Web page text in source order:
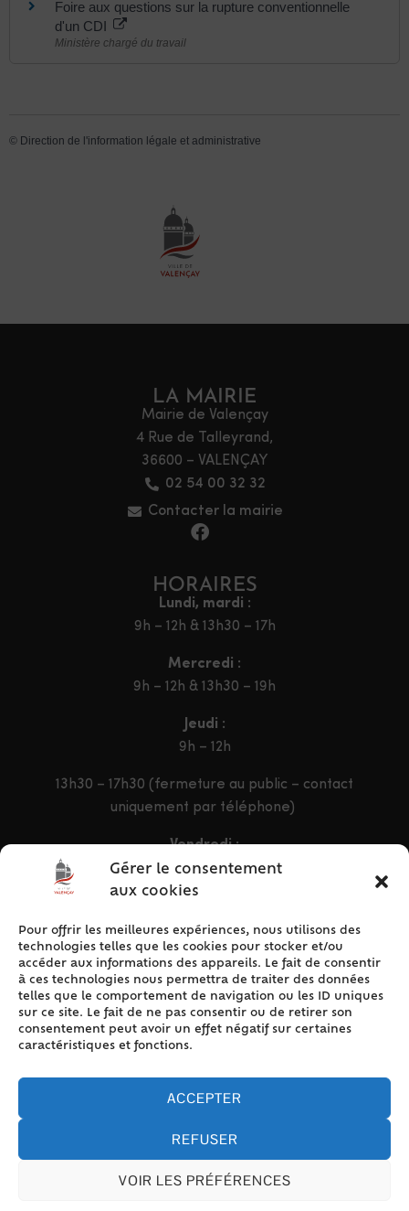
Gérer le consentement
aux cookies
Pour offrir les meilleures expériences, nous utilisons des
technologies telles que les cookies pour stocker et/ou
accéder aux informations des appareils. Le fait de consentir
à ces technologies nous permettra de traiter des données
telles que le comportement de navigation ou les ID uniques
sur ce site. Le fait de ne pas consentir ou de retirer son
consentement peut avoir un effet négatif sur certaines
caractéristiques et fonctions.
ACCEPTER
REFUSER
VOIR LES PRÉFÉRENCES
Foire aux questions sur la rupture conventionnelle
d'un CDI
Ministère chargé du travail
© Direction de l'information légale et administrative
LA MAIRIE
Mairie de Valençay
4 Rue de Talleyrand,
36600 – VALENÇAY
02 54 00 32 32
Contacter la mairie
HORAIRES
Lundi, mardi :
9h – 12h & 13h30 – 17h
Mercredi :
9h – 12h & 13h30 – 19h
Jeudi :
9h – 12h
13h30 – 17h30 (fermeture au public – contact
uniquement par téléphone)
Vendredi :
9h – 12h & 13h30 – 16h30
ACCÈS RAPIDE
Accueil
Contact
Plan du site
Mentions légales
Politique de cookies (UE)